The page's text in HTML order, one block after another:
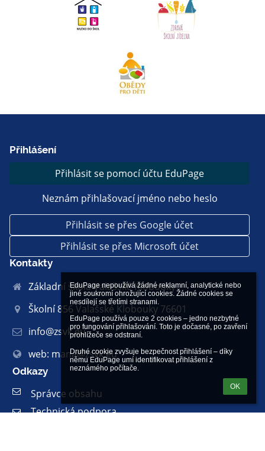
EduPage nepoužívá žádné reklamní, analytické nebo
jiné soukromí ohrožující cookies. Žádné cookies se
nesdílejí se třetími stranami.
EduPage používá pouze 2 cookies – jedno nezbytné
pro fungování přihlašování. Toto je dočasné, po zavření
prohlížeče se odstraní.
Druhé cookie zvyšuje bezpečnost přihlášení – díky
němu EduPage umí identifikovat přihlášení z
neznámého počítače.
OK
Přihlášení
Přihlásit se pomocí účtu EduPage
Neznám přihlašovací jméno nebo heslo
Přihlásit se přes Google účet
Přihlásit se přes Microsoft účet
Kontakty
Základní škola Valašské Klobouky
Školní 856 Valašské Klobouky 76601
info@zsvk.eu
web: mana@zsvk.eu
Odkazy
Správce obsahu
Technická podpora